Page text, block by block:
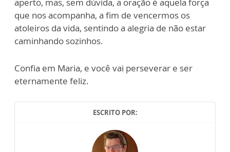
que nos acompanha, a fim de vencermos os
atoleiros da vida, sentindo a alegria de não estar
caminhando sozinhos.
Confia em Maria, e você vai perseverar e ser
eternamente feliz.
ESCRITO POR: